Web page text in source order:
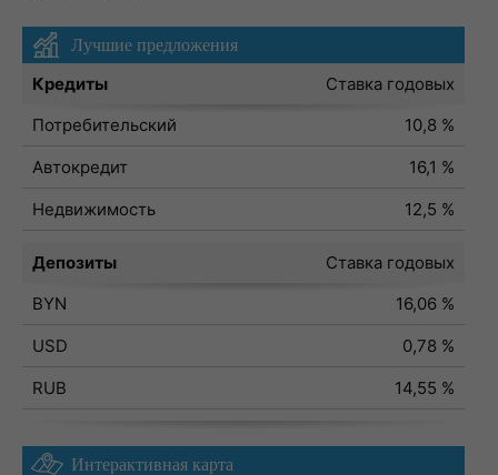
Лучшие предложения
Кредиты
Ставка годовых
Потребительский
10,8 %
Автокредит
16,1 %
Недвижимость
12,5 %
Депозиты
Ставка годовых
BYN
16,06 %
USD
0,78 %
RUB
14,55 %
Интерактивная карта